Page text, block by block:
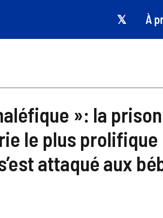
𝕏 À
»: la
le plus prolifique
attaqué aux